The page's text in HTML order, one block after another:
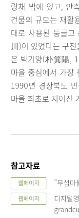
랑채 밖에 있고, 안
건물의 규모는 재활
대로 사용된 둥글
川)이 있었다는 구
은 박기양(朴箕陽,
마을 중심에서 가장
1990년 경상북도
마을 최초로 지어진
참고자료
웹페이지 "무섬
웹페이지
디지털